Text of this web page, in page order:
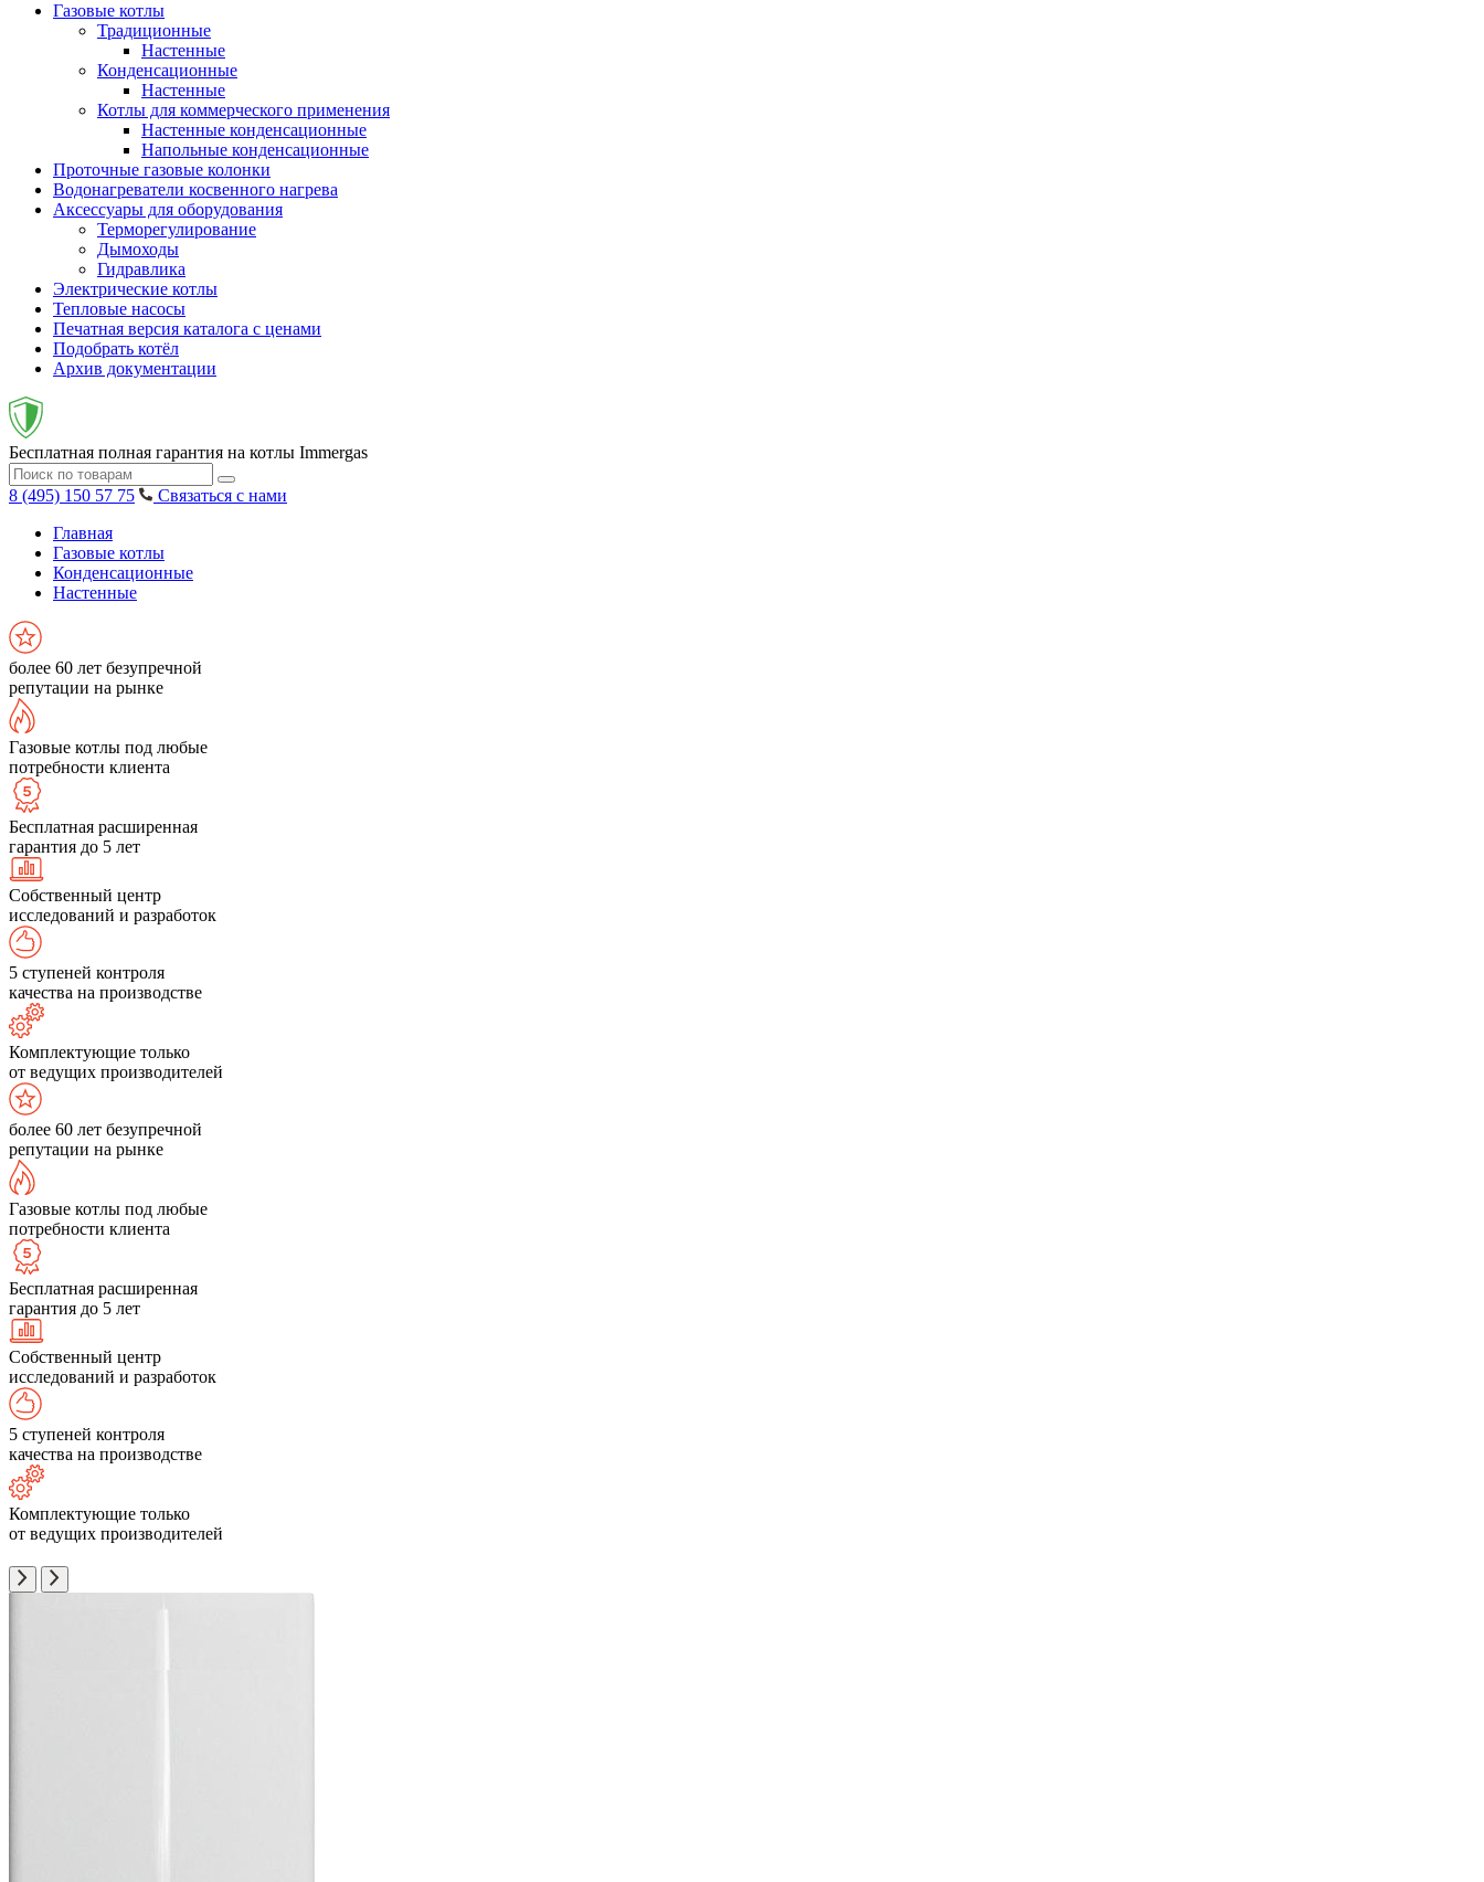
Газовые котлы
Традиционные
Настенные
Конденсационные
Настенные
Котлы для коммерческого применения
Настенные конденсационные
Напольные конденсационные
Проточные газовые колонки
Водонагреватели косвенного нагрева
Аксессуары для оборудования
Терморегулирование
Дымоходы
Гидравлика
Электрические котлы
Тепловые насосы
Печатная версия каталога с ценами
Подобрать котёл
Архив документации
Бесплатная полная гарантия на котлы Immergas
8 (495) 150 57 75
Связаться с нами
Главная
Газовые котлы
Конденсационные
Настенные
более 60 лет безупречной
репутации на рынке
Газовые котлы под любые
потребности клиента
Бесплатная расширенная
гарантия до 5 лет
Собственный центр
исследований и разработок
5 ступеней контроля
качества на производстве
Комплектующие только
от ведущих производителей
более 60 лет безупречной
репутации на рынке
Газовые котлы под любые
потребности клиента
Бесплатная расширенная
гарантия до 5 лет
Собственный центр
исследований и разработок
5 ступеней контроля
качества на производстве
Комплектующие только
от ведущих производителей